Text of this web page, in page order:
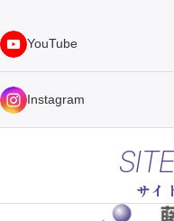
YouTube
Instagram
サイ